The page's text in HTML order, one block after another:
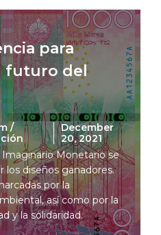
para
futuro del
/
December
20, 2021
Monetario se
los diseños ganadores.
por la
así como por la
y la solidaridad.